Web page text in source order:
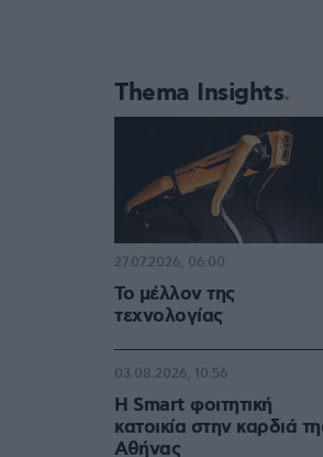
Thema Insights
Το μέλλον της
τεχνολογίας
27.07.2026, 06:00
Η Smart φοιτητική
κατοικία στην καρδιά
Αθήνας
03.08.2026, 10:56